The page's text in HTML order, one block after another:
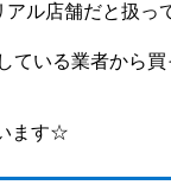
ル店舗だと扱っ
いる業者から
ます☆